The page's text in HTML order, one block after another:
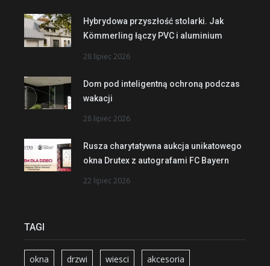
Hybrydowa przyszłość stolarki. Jak
Kömmerling łączy PVC i aluminium
28 lipiec 2026
Dom pod inteligentną ochroną podczas
wakacji
28 lipiec 2026
Rusza charytatywna aukcja unikatowego
okna Drutex z autografami FC Bayern
22 lipiec 2026
TAGI
okna drzwi wiesci akcesoria